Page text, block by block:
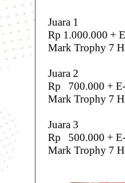
Juara 1
Rp 1.000.000 +
Mark Trophy 7
Juara 2
Rp 700.000 +
Mark Trophy 7
Juara 3
Rp 500.000 +
Mark Trophy 7